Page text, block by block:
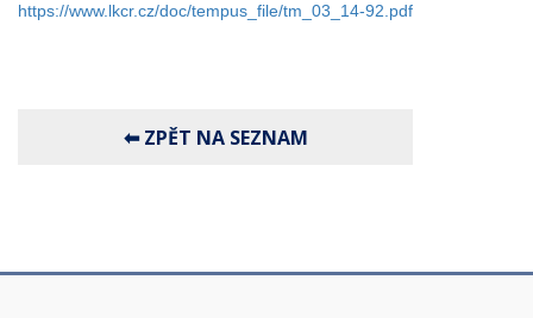
https://www.lkcr.cz/doc/tempus_file/tm_03_14-92.pdf